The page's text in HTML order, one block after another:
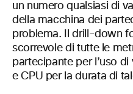
un numero qualsiasi di
della macchina dei
problema. Il drill-down
scorrevole di tutte le
partecipante per l’uso
e CPU per la durata di